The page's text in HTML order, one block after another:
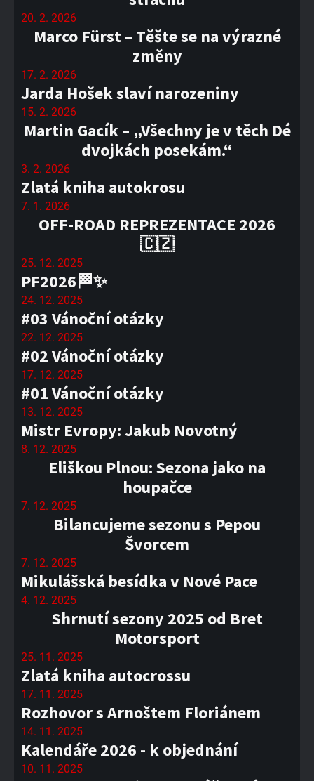
20. 2. 2026
Marco Fürst – Těšte se na výrazné
změny
17. 2. 2026
Jarda Hošek slaví narozeniny
15. 2. 2026
Martin Gacík – „Všechny je v těch Dé
dvojkách posekám.“
3. 2. 2026
Zlatá kniha autokrosu
7. 1. 2026
OFF-ROAD REPREZENTACE 2026
🇨🇿
25. 12. 2025
PF2026🏁✨
24. 12. 2025
#03 Vánoční otázky
22. 12. 2025
#02 Vánoční otázky
17. 12. 2025
#01 Vánoční otázky
13. 12. 2025
Mistr Evropy: Jakub Novotný
8. 12. 2025
Eliškou Plnou: Sezona jako na
houpačce
7. 12. 2025
Bilancujeme sezonu s Pepou
Švorcem
7. 12. 2025
Mikulášská besídka v Nové Pace
4. 12. 2025
Shrnutí sezony 2025 od Bret
Motorsport
25. 11. 2025
Zlatá kniha autocrossu
17. 11. 2025
Rozhovor s Arnoštem Floriánem
14. 11. 2025
Kalendáře 2026 - k objednání
10. 11. 2025